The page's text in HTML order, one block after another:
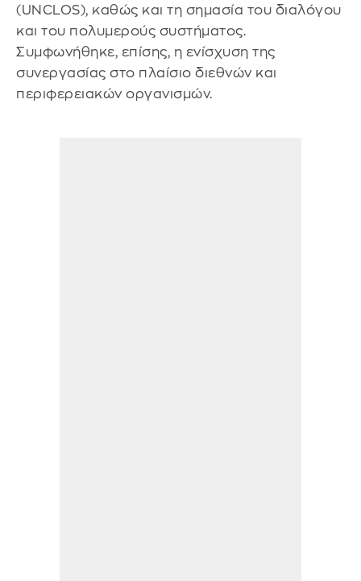
(UNCLOS), καθώς και τη σημασία του διαλόγου
και του πολυμερούς συστήματος.
Συμφωνήθηκε, επίσης, η ενίσχυση της
συνεργασίας στο πλαίσιο διεθνών και
περιφερειακών οργανισμών.